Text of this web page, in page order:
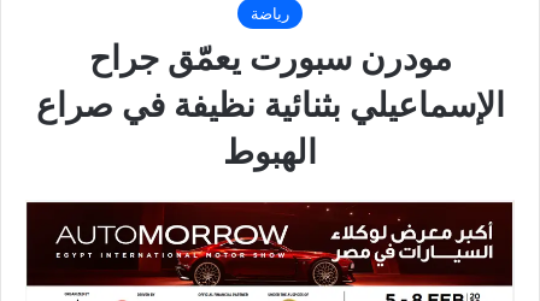
رياضة
مودرن سبورت يعمّق جراح
الإسماعيلي بثنائية نظيفة في صراع
الهبوط